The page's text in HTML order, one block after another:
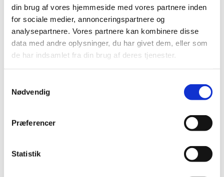
din brug af vores hjemmeside med vores partnere inden
for sociale medier, annonceringspartnere og
analysepartnere. Vores partnere kan kombinere disse
data med andre oplysninger, du har givet dem, eller som
de har indsamlet fra din brug af deres tjenester.
Nødvendig
Præferencer
Statistik
Du vil måske også kunne
lide...